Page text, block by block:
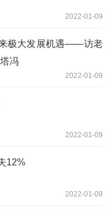
2022-01-09
极大发展机遇——访老
冯
2022-01-09
2022-01-09
12%
2022-01-09